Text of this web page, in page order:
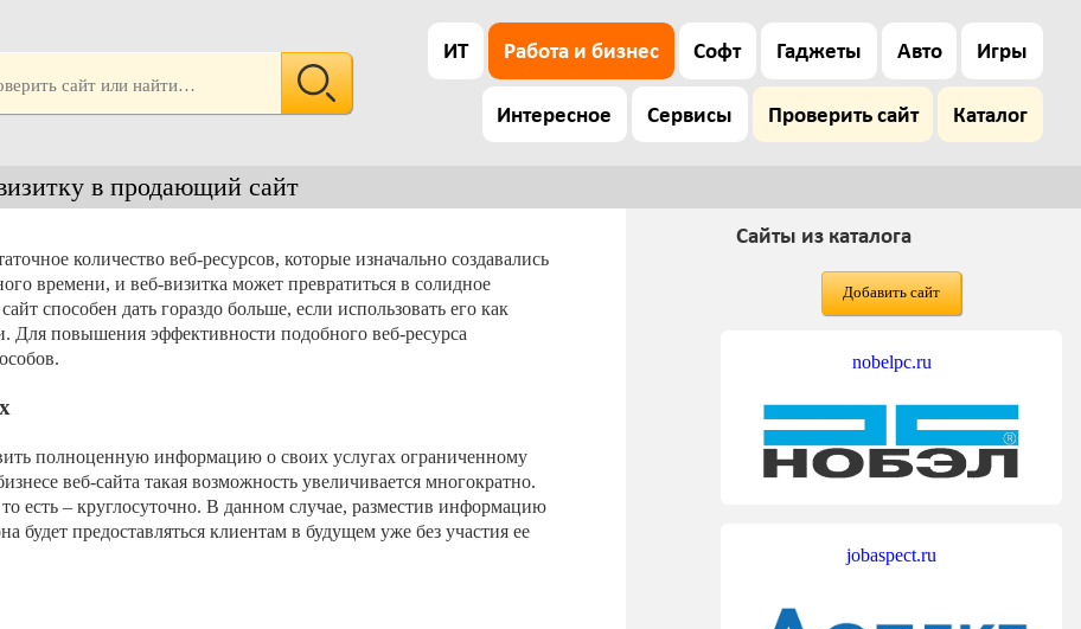
ИТ Работа и бизнес Софт Гаджеты Авто Игры
Интересное Сервисы Проверить сайт Каталог
в продающий сайт
количество веб-ресурсов, которые изначально создавались
времени, и веб-визитка может превратиться в солидное
способен дать гораздо больше, если использовать его как
Для повышения эффективности подобного веб-ресурса
полноценную информацию о своих услугах ограниченному
веб-сайта такая возможность увеличивается многократно.
есть – круглосуточно. В данном случае, разместив информацию
будет предоставляться клиентам в будущем уже без участия ее
Сайты из каталога
Добавить сайт
nobelpc.ru
jobaspect.ru